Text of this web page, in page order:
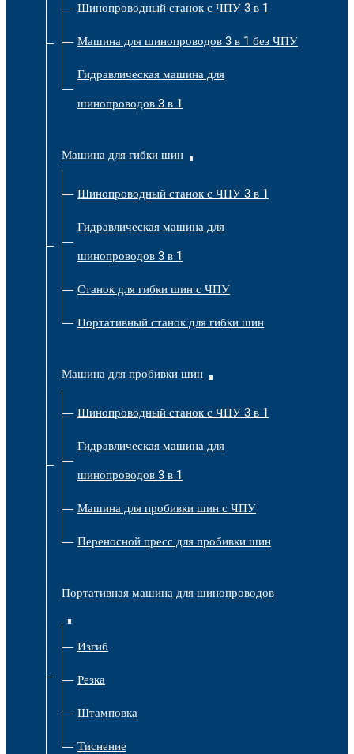
Шинопроводный станок с ЧПУ 3 в 1
Машина для шинопроводов 3 в 1 без ЧПУ
Гидравлическая машина для
шинопроводов 3 в 1
Машина для гибки шин
Шинопроводный станок с ЧПУ 3 в 1
Гидравлическая машина для
шинопроводов 3 в 1
Станок для гибки шин с ЧПУ
Портативный станок для гибки шин
Машина для пробивки шин
Шинопроводный станок с ЧПУ 3 в 1
Гидравлическая машина для
шинопроводов 3 в 1
Машина для пробивки шин с ЧПУ
Переносной пресс для пробивки шин
Портативная машина для шинопроводов
Изгиб
Резка
Штамповка
Тиснение